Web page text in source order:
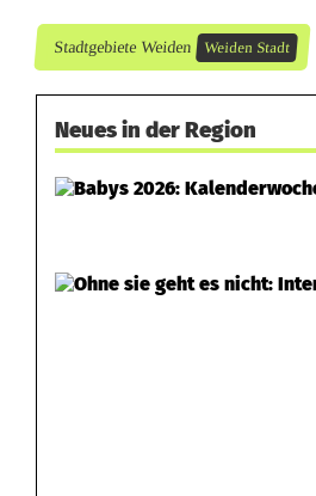
a
f
Stadtgebiete Weiden Weiden Stadt
Neues in der Region